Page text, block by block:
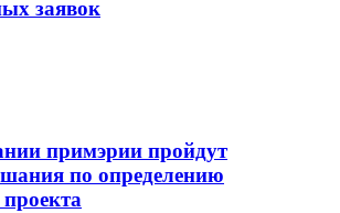
заявок
примэрии пройдут
по определению